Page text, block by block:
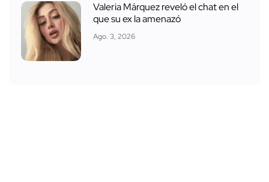
Valeria Márquez reveló el chat en el
que su ex la amenazó
Ago. 3, 2026